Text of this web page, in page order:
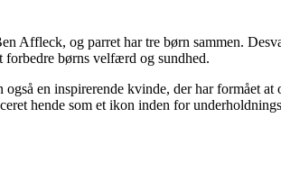
Affleck, og parret har tre børn sammen.
forbedre børns velfærd og sundhed.
en inspirerende kvinde, der har formået
hende som et ikon inden for